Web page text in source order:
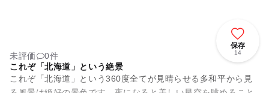
保存
14
未評価
0件
これぞ「北海道」という絶景
これぞ「北海道」という360度全てが見晴らせる多和平から見